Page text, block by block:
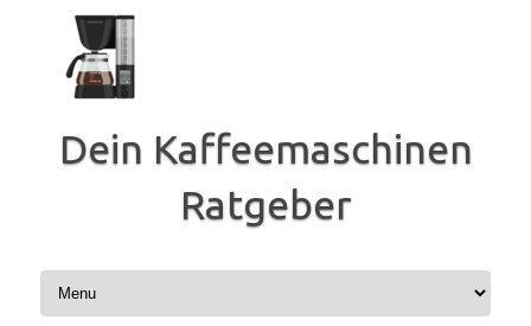
springen
Dein Kaffeemaschinen
Ratgeber